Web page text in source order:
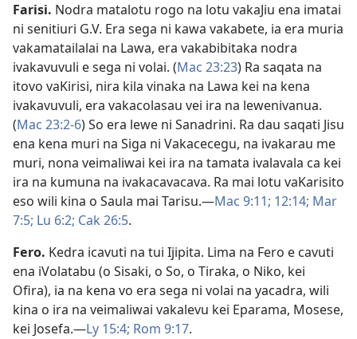
Farisi. Nodra matalotu rogo na lotu vakaJiu ena imatai
ni senitiuri G.V. Era sega ni kawa vakabete, ia era muria
vakamatailalai na Lawa, era vakabibitaka nodra
ivakavuvuli e sega ni volai. (Mac 23:23) Ra saqata na
itovo vaKirisi, nira kila vinaka na Lawa kei na kena
ivakavuvuli, era vakacolasau vei ira na lewenivanua.
(Mac 23:2-6) So era lewe ni Sanadrini. Ra dau saqati Jisu
ena kena muri na Siga ni Vakacecegu, na ivakarau me
muri, nona veimaliwai kei ira na tamata ivalavala ca kei
ira na kumuna na ivakacavacava. Ra mai lotu vaKarisito
eso wili kina o Saula mai Tarisu.​—Mac 9:11; 12:14; Mar
7:5; Lu 6:2; Cak 26:5.
Fero. Kedra icavuti na tui Ijipita. Lima na Fero e cavuti
ena iVolatabu (o Sisaki, o So, o Tiraka, o Niko, kei
Ofira), ia na kena vo era sega ni volai na yacadra, wili
kina o ira na veimaliwai vakalevu kei Eparama, Mosese,
kei Josefa.​—Ly 15:4; Rom 9:17.